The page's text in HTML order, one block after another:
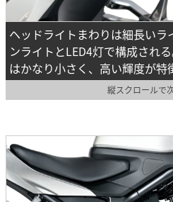
ヘッドライトまわりは細長いラ
ンライトとLED4灯で構成され
はかなり小さく、高い輝度が特
縦スクロールで